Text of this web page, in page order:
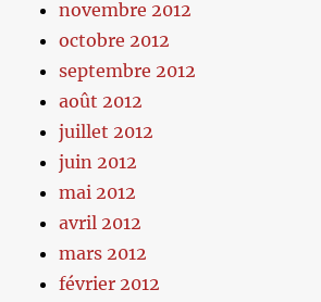
novembre 2012
octobre 2012
septembre 2012
août 2012
juillet 2012
juin 2012
mai 2012
avril 2012
mars 2012
février 2012